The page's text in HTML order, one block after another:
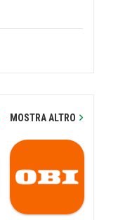
MOSTRA ALTRO